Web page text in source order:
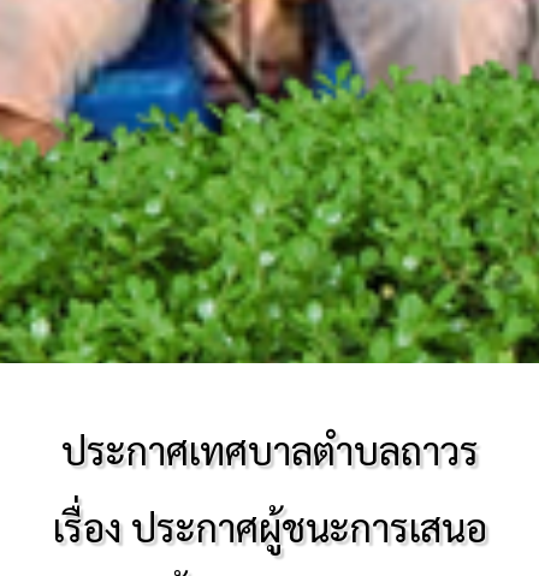
ประกาศเทศบาลตำบลถาวร
เรื่อง ประกาศผู้ชนะการเสนอ